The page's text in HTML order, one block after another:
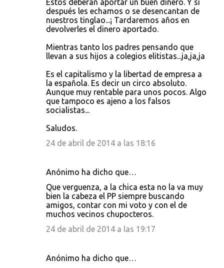
Éstos deberán aportar un buen dinero. Y si
después les echamos o se desencantan de
nuestros tinglao...¡ Tardaremos años en
devolverles el dinero aportado.
Mientras tanto los padres pensando que
llevan a sus hijos a colegios elitistas...ja,ja,ja
Es el capitalismo y la libertad de empresa a
la española. Es decir un circo absoluto.
Aunque muy rentable para unos pocos. Algo
que tampoco es ajeno a los falsos
socialistas...
Saludos.
24 de abril de 2014 a las 18:16
Anónimo ha dicho que…
Que verguenza, a la chica esta no la va muy
bien la cabeza el PP siempre buscando
amigos, contar con mi voto y con el de
muchos vecinos chupocteros.
24 de abril de 2014 a las 19:17
Anónimo ha dicho que…